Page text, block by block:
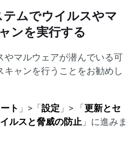
ムでウイルスやマ
ンを実行する
やマルウェアが潜んでいる可
キャンを行うことをお勧めし
ト 」>「設定 」> 「更新とセ
ルスと脅威の防止 」に進みま